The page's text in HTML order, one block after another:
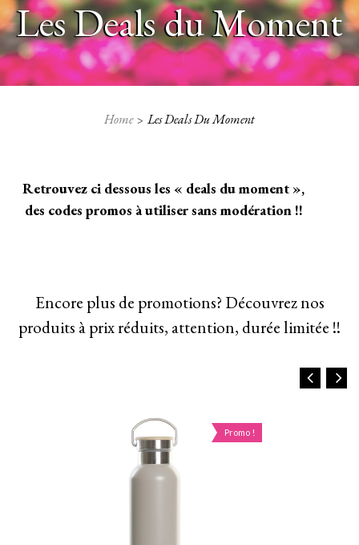
Les Deals du Moment
Home Les Deals Du Moment
Retrouvez ci dessous les « deals du moment »,
des codes promos à utiliser sans modération !!
Encore plus de promotions? Découvrez nos
produits à prix réduits, attention, durée limitée !!